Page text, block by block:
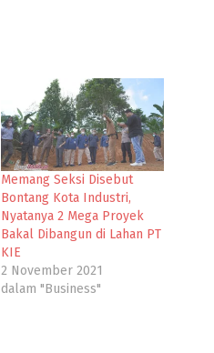
Memang Seksi Disebut
Bontang Kota Industri,
Nyatanya 2 Mega Proyek
Bakal Dibangun di Lahan PT
KIE
2 November 2021
dalam "Business"